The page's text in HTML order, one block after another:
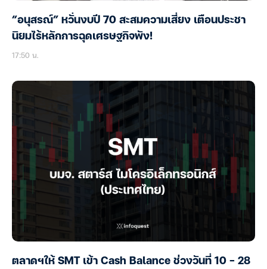
“อนุสรณ์” หวั่นงบปี 70 สะสมความเสี่ยง เตือนประชา
นิยมไร้หลักการฉุดเศรษฐกิจพัง!
17:50 น.
ตลาดฯให้ SMT เข้า Cash Balance ช่วงวันที่ 10 – 28